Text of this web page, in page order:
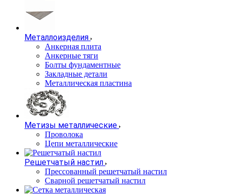
Металлоизделия
Анкерная плита
Анкерные тяги
Болты фундаментные
Закладные детали
Металлическая пластина
Метизы металлические
Проволока
Цепи металлические
Решетчатый настил
Прессованный решетчатый настил
Сварной решетчатый настил